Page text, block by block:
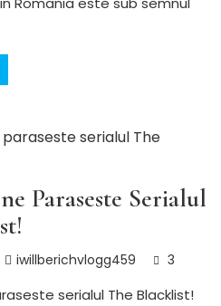
Paraseste Serialul
iwillberichvlogg459 3
serialul The Blacklist!